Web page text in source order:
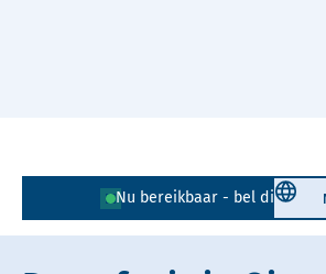
Nu bereikbaar - bel direct!
Select
Lees voor Uitleg woorden
Simpele tekst